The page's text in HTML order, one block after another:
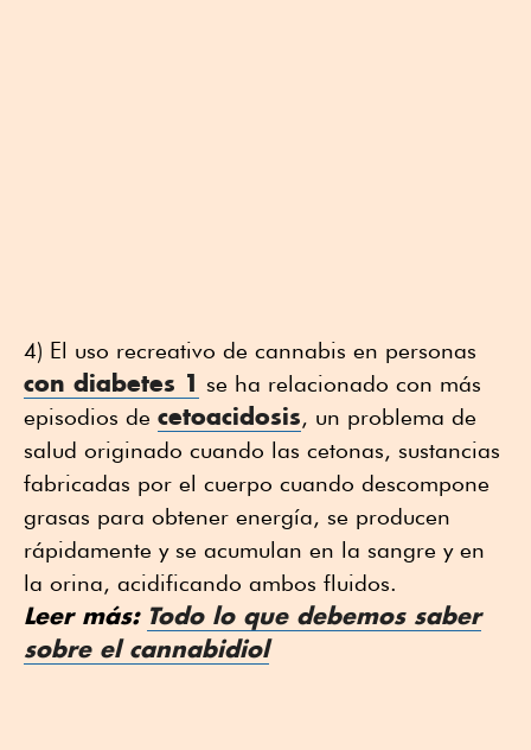
4) El uso recreativo de cannabis en personas
con diabetes 1 se ha relacionado con más
episodios de cetoacidosis, un problema de
salud originado cuando las cetonas, sustancias
fabricadas por el cuerpo cuando descompone
grasas para obtener energía, se producen
rápidamente y se acumulan en la sangre y en
la orina, acidificando ambos fluidos.
Leer más: Todo lo que debemos saber
sobre el cannabidiol